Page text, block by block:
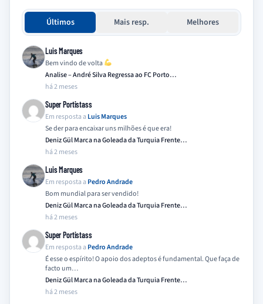
Últimos Mais resp. Melhores
Luis Marques
Bem vindo de volta
Analise – André Silva Regressa ao FC Porto…
há 2 meses
Super Portistass
Em resposta a Luis Marques
Se der para encaixar uns milhões é que era!
Deniz Gül Marca na Goleada da Turquia Frente…
há 2 meses
Luis Marques
Em resposta a Pedro Andrade
Bom mundial para ser vendido!
Deniz Gül Marca na Goleada da Turquia Frente…
há 2 meses
Super Portistass
Em resposta a Pedro Andrade
É esse o espírito! O apoio dos adeptos é fundamental. Que faça de
facto um…
Deniz Gül Marca na Goleada da Turquia Frente…
há 2 meses